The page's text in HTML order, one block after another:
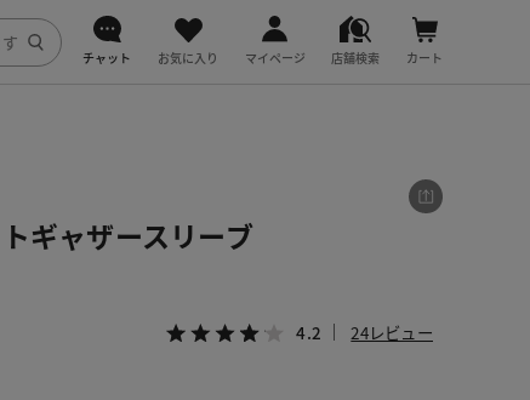
チャット お気に入り マイページ 店舗検索 カート
ギャザースリーブ
4.2 24レビュー